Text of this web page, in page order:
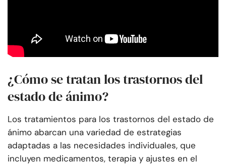
¿Cómo se tratan los trastornos del
estado de ánimo?
Los tratamientos para los trastornos del estado de
ánimo abarcan una variedad de estrategias
adaptadas a las necesidades individuales, que
incluyen medicamentos, terapia y ajustes en el